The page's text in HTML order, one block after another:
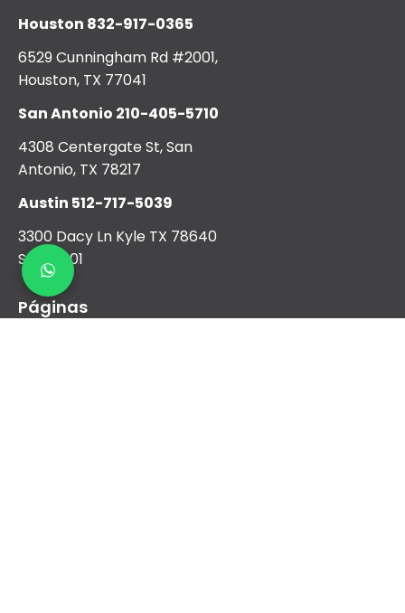
Houston 832-917-0365
6529 Cunningham Rd #2001,
Houston, TX 77041
San Antonio 210-405-5710
4308 Centergate St, San
Antonio, TX 78217
Austin 512-717-5039
3300 Dacy Ln Kyle TX 78640
Suite 1001
Páginas